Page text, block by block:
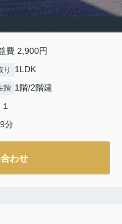
費 2,900円
り 1LDK
階 1階/2階建
分
わせ